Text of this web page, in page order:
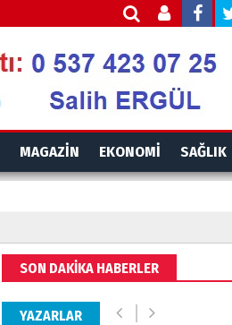
MAGAZİN EKONOMİ SAĞLIK
SON DAKİKA HABERLER
YAZARLAR
EMPERYALİZM, UŞAKLARINA
AÇIK DESTEK VERİYOR…
DÜNYA DÜZENİ
Mesut Gencer
ANADOLU BASIN YAYIN
BİRLİĞİ
Alaeddin Usta